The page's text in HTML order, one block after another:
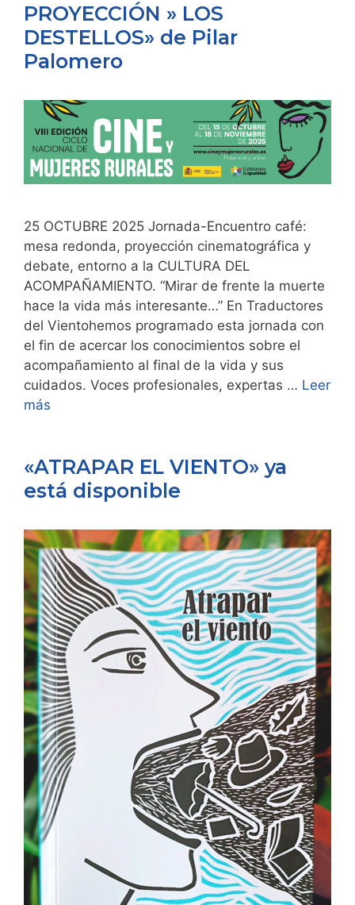
PROYECCIÓN » LOS
DESTELLOS» de Pilar
Palomero
25 OCTUBRE 2025 Jornada-Encuentro café:
mesa redonda, proyección cinematográfica y
debate, entorno a la CULTURA DEL
ACOMPAÑAMIENTO. “Mirar de frente la muerte
hace la vida más interesante…” En Traductores
del Vientohemos programado esta jornada con
el fin de acercar los conocimientos sobre el
acompañamiento al final de la vida y sus
cuidados. Voces profesionales, expertas … Leer
más
«ATRAPAR EL VIENTO» ya
está disponible